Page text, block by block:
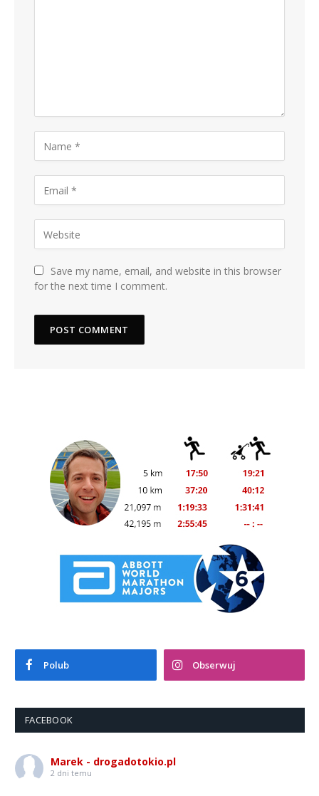
Save my name, email, and website in this browser
for the next time I comment.
Polub Obserwuj
FACEBOOK
Marek - drogadotokio.pl
2 dni temu